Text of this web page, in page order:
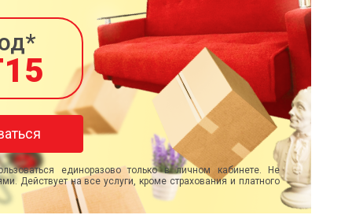
единоразово только в личном кабинете. Не
Действует на все услуги, кроме страхования и платного